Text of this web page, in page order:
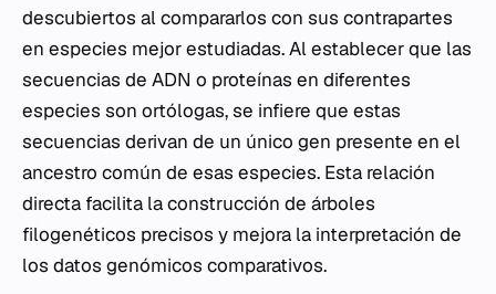
descubiertos al compararlos con sus contrapartes
en especies mejor estudiadas. Al establecer que las
secuencias de ADN o proteínas en diferentes
especies son ortólogas, se infiere que estas
secuencias derivan de un único gen presente en el
ancestro común de esas especies. Esta relación
directa facilita la construcción de árboles
filogenéticos precisos y mejora la interpretación de
los datos genómicos comparativos.